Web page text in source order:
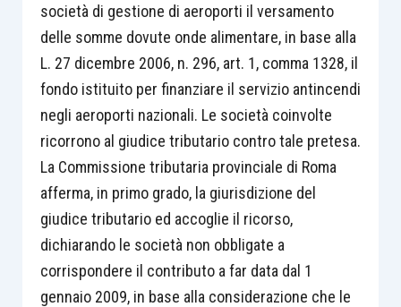
società di gestione di aeroporti il versamento
delle somme dovute onde alimentare, in base alla
L. 27 dicembre 2006, n. 296, art. 1, comma 1328, il
fondo istituito per finanziare il servizio antincendi
negli aeroporti nazionali. Le società coinvolte
ricorrono al giudice tributario contro tale pretesa.
La Commissione tributaria provinciale di Roma
afferma, in primo grado, la giurisdizione del
giudice tributario ed accoglie il ricorso,
dichiarando le società non obbligate a
corrispondere il contributo a far data dal 1
gennaio 2009, in base alla considerazione che le